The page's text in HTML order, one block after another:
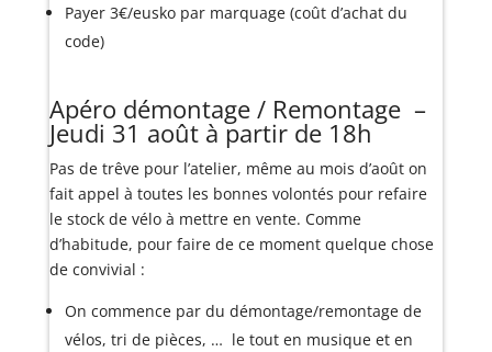
Payer 3€/eusko par marquage (coût d’achat du
code)
Apéro démontage / Remontage –
Jeudi 31 août à partir de 18h
Pas de trêve pour l’atelier, même au mois d’août on
fait appel à toutes les bonnes volontés pour refaire
le stock de vélo à mettre en vente. Comme
d’habitude, pour faire de ce moment quelque chose
de convivial :
On commence par du démontage/remontage de
vélos, tri de pièces, … le tout en musique et en